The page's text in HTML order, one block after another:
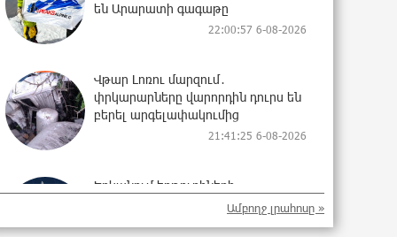
են Արարատի գագաթը
22:00:57 6-08-2026
Վթար Լոռու մարզում․
փրկարարները վարորդին դուրս են
բերել արգելափակումից
21:41:25 6-08-2026
Երևանում երթուղիների
Ամբողջ լրահոսը »